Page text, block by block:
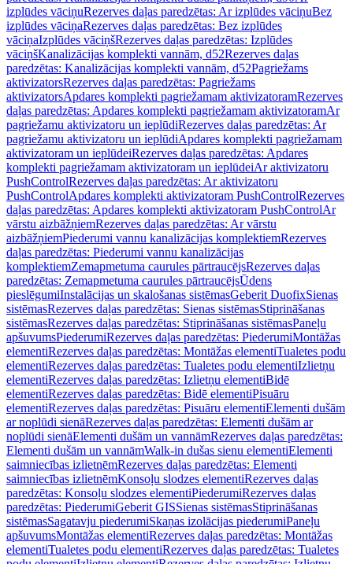
izplūdes vāciņuRezerves daļas paredzētas: Ar izplūdes vāciņuBez
izplūdes vāciņaRezerves daļas paredzētas: Bez izplūdes
vāciņaIzplūdes vāciņšRezerves daļas paredzētas: Izplūdes
vāciņšKanalizācijas komplekti vannām, d52Rezerves daļas
paredzētas: Kanalizācijas komplekti vannām, d52Pagriežams
aktivizatorsRezerves daļas paredzētas: Pagriežams
aktivizatorsApdares komplekti pagriežamam aktivizatoramRezerves
daļas paredzētas: Apdares komplekti pagriežamam aktivizatoramAr
pagriežamu aktivizatoru un ieplūdiRezerves daļas paredzētas: Ar
pagriežamu aktivizatoru un ieplūdiApdares komplekti pagriežamam
aktivizatoram un ieplūdeiRezerves daļas paredzētas: Apdares
komplekti pagriežamam aktivizatoram un ieplūdeiAr aktivizatoru
PushControlRezerves daļas paredzētas: Ar aktivizatoru
PushControlApdares komplekti aktivizatoram PushControlRezerves
daļas paredzētas: Apdares komplekti aktivizatoram PushControlAr
vārstu aizbāžņiemRezerves daļas paredzētas: Ar vārstu
aizbāžņiemPiederumi vannu kanalizācijas komplektiemRezerves
daļas paredzētas: Piederumi vannu kanalizācijas
komplektiemZemapmetuma caurules pārtraucējsRezerves daļas
paredzētas: Zemapmetuma caurules pārtraucējsŪdens
pieslēgumiInstalācijas un skalošanas sistēmasGeberit DuofixSienas
sistēmasRezerves daļas paredzētas: Sienas sistēmasStiprināšanas
sistēmasRezerves daļas paredzētas: Stiprināšanas sistēmasPaneļu
apšuvumsPiederumiRezerves daļas paredzētas: PiederumiMontāžas
elementiRezerves daļas paredzētas: Montāžas elementiTualetes podu
elementiRezerves daļas paredzētas: Tualetes podu elementiIzlietņu
elementiRezerves daļas paredzētas: Izlietņu elementiBidē
elementiRezerves daļas paredzētas: Bidē elementiPisuāru
elementiRezerves daļas paredzētas: Pisuāru elementiElementi dušām
ar noplūdi sienāRezerves daļas paredzētas: Elementi dušām ar
noplūdi sienāElementi dušām un vannāmRezerves daļas paredzētas:
Elementi dušām un vannāmWalk-in dušas sienu elementiElementi
saimniecības izlietnēmRezerves daļas paredzētas: Elementi
saimniecības izlietnēmKonsoļu slodzes elementiRezerves daļas
paredzētas: Konsoļu slodzes elementiPiederumiRezerves daļas
paredzētas: PiederumiGeberit GISSienas sistēmasStiprināšanas
sistēmasSagatavju piederumiSkaņas izolācijas piederumiPaneļu
apšuvumsMontāžas elementiRezerves daļas paredzētas: Montāžas
elementiTualetes podu elementiRezerves daļas paredzētas: Tualetes